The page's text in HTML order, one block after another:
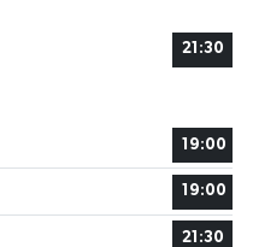
21:30
19:00
19:00
21:30